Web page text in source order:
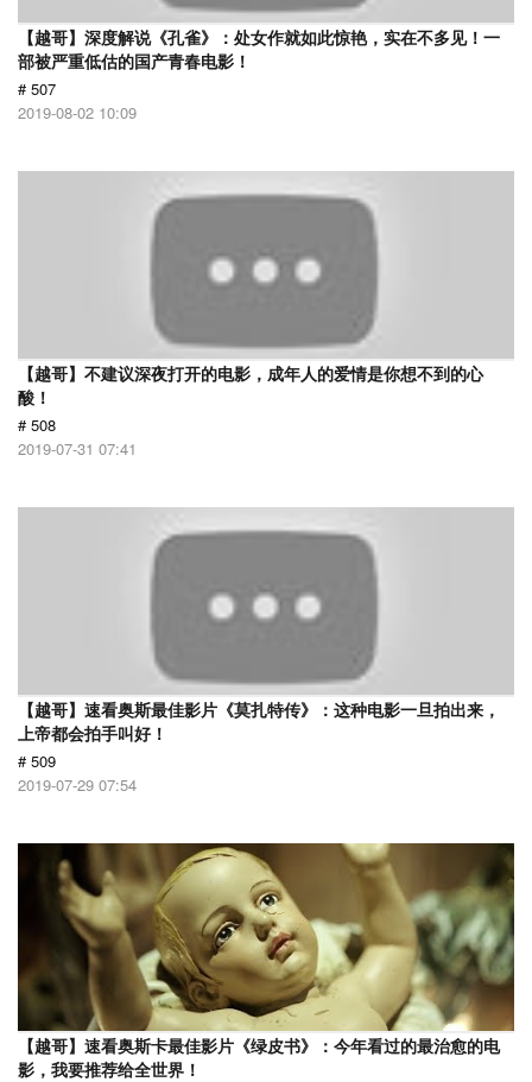
【越哥】深度解说《孔雀》：处女作就如此惊艳，实在不多见！一
部被严重低估的国产青春电影！
# 507
2019-08-02 10:09
【越哥】不建议深夜打开的电影，成年人的爱情是你想不到的心
酸！
# 508
2019-07-31 07:41
【越哥】速看奥斯最佳影片《莫扎特传》：这种电影一旦拍出来，
上帝都会拍手叫好！
# 509
2019-07-29 07:54
【越哥】速看奥斯卡最佳影片《绿皮书》：今年看过的最治愈的电
影，我要推荐给全世界！